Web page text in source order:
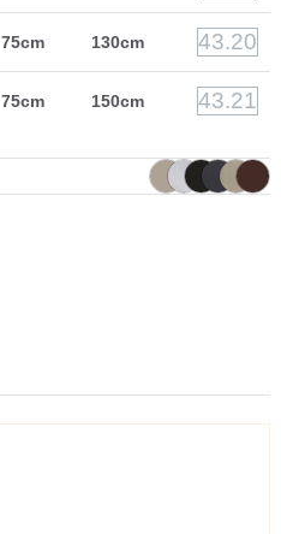
75cm 130cm 43.20
75cm 150cm 43.21